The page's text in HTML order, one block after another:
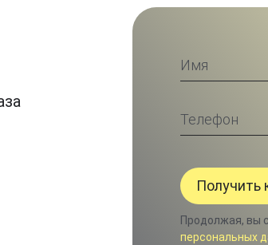
Продолжая, вы
персональных